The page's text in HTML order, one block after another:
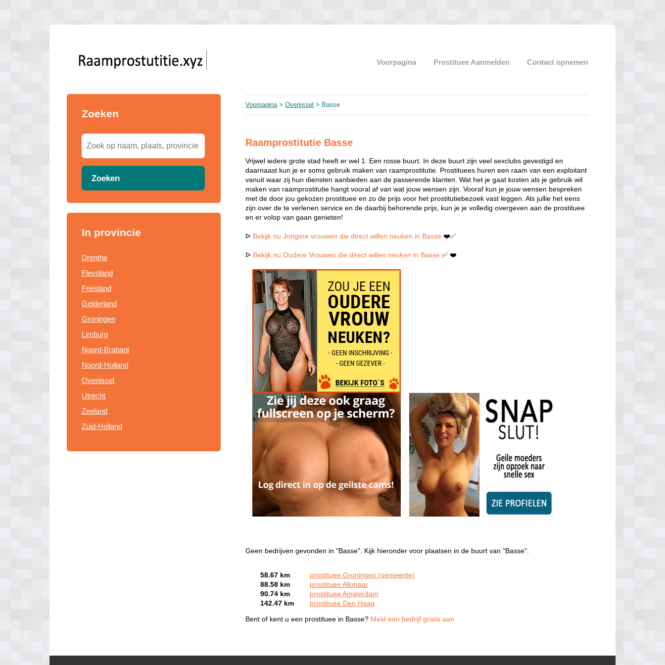
Voorpagina Prostituee Aanmelden Contact opnemen
Zoeken
Zoeken
In provincie
Drenthe
Flevoland
Friesland
Gelderland
Groningen
Limburg
Noord-Brabant
Noord-Holland
Overijssel
Utrecht
Zeeland
Zuid-Holland
Voorpagina>Overijssel > Basse
Raamprostitutie Basse
Vrijwel iedere grote stad heeft er wel 1: Een rosse buurt. In deze buurt zijn veel sexclubs gevestigd en
daarnaast kun je er soms gebruik maken van raamprostitutie. Prostituees huren een raam van een exploitant
vanuit waar zij hun diensten aanbieden aan de passerende klanten. Wat het je gaat kosten als je gebruik wil
maken van raamprostitutie hangt vooral af van wat jouw wensen zijn. Vooraf kun je jouw wensen bespreken
met de door jou gekozen prostituee en zo de prijs voor het prostitutiebezoek vast leggen. Als jullie het eens
zijn over de te verlenen service en de daarbij behorende prijs, kun je je volledig overgeven aan de prostituee
en er volop van gaan genieten!
ᐅ Bekijk nu Jongere vrouwen die direct willen neuken in Basse ❤️✅
ᐅ Bekijk nu Oudere Vrouwen die direct willen neuken in Basse ✅ ❤️
Geen bedrijven gevonden in "Basse". Kijk hieronder voor plaatsen in de buurt van "Basse".
58.67 km
prostituee Groningen (gemeente)
88.58 km
prostituee Alkmaar
90.74 km
prostituee Amsterdam
142.47 km
prostituee Den Haag
Bent of kent u een prostituee in Basse? Meld een bedrijf gratis aan